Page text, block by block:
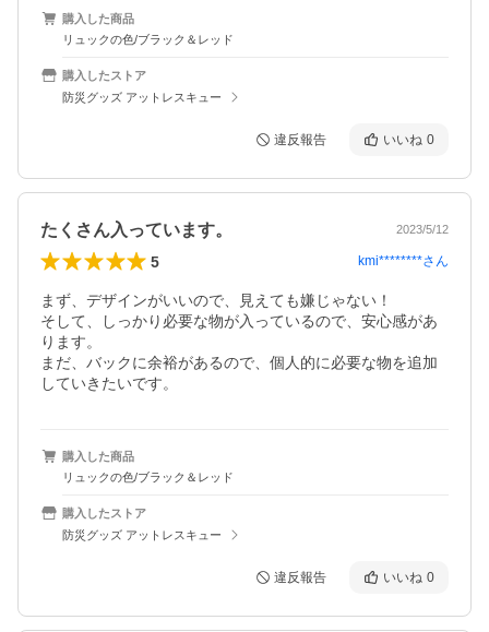
購入した商品
リュックの色/ブラック＆レッド
購入したストア
防災グッズ アットレスキュー
違反報告 いいね 0
たくさん入っています。 2023/5/12
5 kmi********さん
まず、デザインがいいので、見えても嫌じゃない！
そして、しっかり必要な物が入っているので、安心感があ
ります。
まだ、バックに余裕があるので、個人的に必要な物を追加
していきたいです。
購入した商品
リュックの色/ブラック＆レッド
購入したストア
防災グッズ アットレスキュー
違反報告 いいね 0